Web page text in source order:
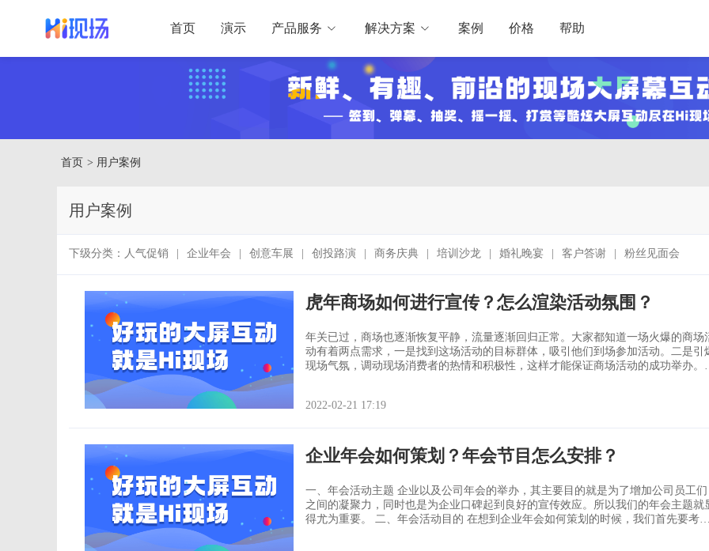
首页 演示 产品服务 解决方案 案例 价格 帮助
首页 > 用户案例
用户案例
下级分类： 人气促销 | 企业年会 | 创意车展 | 创投路演 | 商务庆典 | 培训沙龙 | 婚礼晚宴 | 客户答谢 | 粉丝见面会
虎年商场如何进行宣传？怎么渲染活动氛围？
年关已过，商场也逐渐恢复平静，流量逐渐回归正常。大家都知道一场火爆的商场
动有着两点需求，一是找到这场活动的目标群体，吸引他们到场参加活动。二是引
现场气氛，调动现场消费者的热情和积极性，这样才能保证商场活动的成功举办。
2022-02-21 17:19
企业年会如何策划？年会节目怎么安排？
一、年会活动主题 企业以及公司年会的举办，其主要目的就是为了增加公司员工们
之间的凝聚力，同时也是为企业口碑起到良好的宣传效应。所以我们的年会主题就
得尤为重要。 二、年会活动目的 在想到企业年会如何策划的时候，我们首先要考